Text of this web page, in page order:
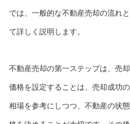
では、一般的な不動産売却の流れ
て詳しく説明します。
不動産売却の第一ステップは、売
価格を設定することは、売却成功
相場を参考にしつつ、不動産の状